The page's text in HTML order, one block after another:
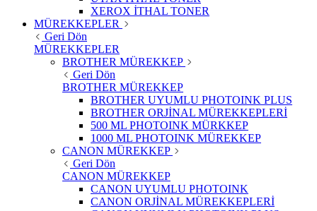
XEROX İTHAL TONER
MÜREKKEPLER
Geri Dön
MÜREKKEPLER
BROTHER MÜREKKEP
Geri Dön
BROTHER MÜREKKEP
BROTHER UYUMLU PHOTOINK PLUS
BROTHER ORJİNAL MÜREKKEPLERİ
500 ML PHOTOINK MÜRKKEP
1000 ML PHOTOINK MÜREKKEP
CANON MÜREKKEP
Geri Dön
CANON MÜREKKEP
CANON UYUMLU PHOTOINK
CANON ORJİNAL MÜREKKEPLERİ